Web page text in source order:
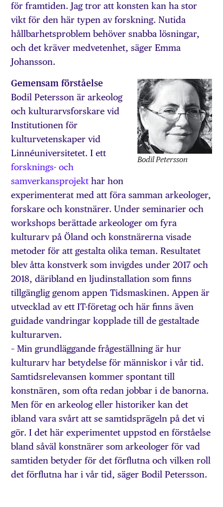
för framtiden. Jag tror att konsten kan ha stor
vikt för den här typen av forskning. Nutida
hållbarhetsproblem behöver snabba lösningar,
och det kräver medvetenhet, säger Emma
Johansson.
Bodil Petersson
Gemensam förståelse
Bodil Petersson är arkeolog
och kulturarvsforskare vid
Institutionen för
kulturvetenskaper vid
Linnéuniversitetet. I ett
forsknings- och
samverkansprojekt har hon
experimenterat med att föra samman arkeologer,
forskare och konstnärer. Under seminarier och
workshops berättade arkeologer om fyra
kulturarv på Öland och konstnärerna visade
metoder för att gestalta olika teman. Resultatet
blev åtta konstverk som invigdes under 2017 och
2018, däribland en ljudinstallation som finns
tillgänglig genom appen Tidsmaskinen. Appen är
utvecklad av ett IT-företag och här finns även
guidade vandringar kopplade till de gestaltade
kulturarven.
– Min grundläggande frågeställning är hur
kulturarv har betydelse för människor i vår tid.
Samtidsrelevansen kommer spontant till
konstnären, som ofta redan jobbar i de banorna.
Men för en arkeolog eller historiker kan det
ibland vara svårt att se samtidsprägeln på det vi
gör. I det här experimentet uppstod en förståelse
bland såväl konstnärer som arkeologer för vad
samtiden betyder för det förflutna och vilken roll
det förflutna har i vår tid, säger Bodil Petersson.